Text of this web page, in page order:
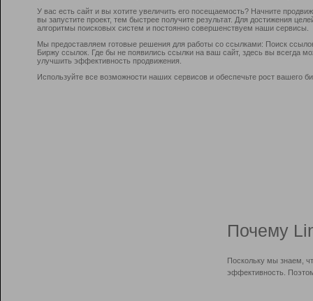
У вас есть сайт и вы хотите увеличить его посещаемость? Начните
вы запустите проект, тем быстрее получите результат. Для достижения
алгоритмы поисковых систем и постоянно совершенствуем наши сервисы.
Мы предоставляем готовые решения для работы со ссылками: Поиск
Биржу ссылок. Где бы не появились ссылки на ваш сайт, здесь вы всегда
улучшить эффективность продвижения.
Используйте все возможности наших сервисов и обеспечьте рост вашего
Почему
Поскольку мы знаем,
эффективность.